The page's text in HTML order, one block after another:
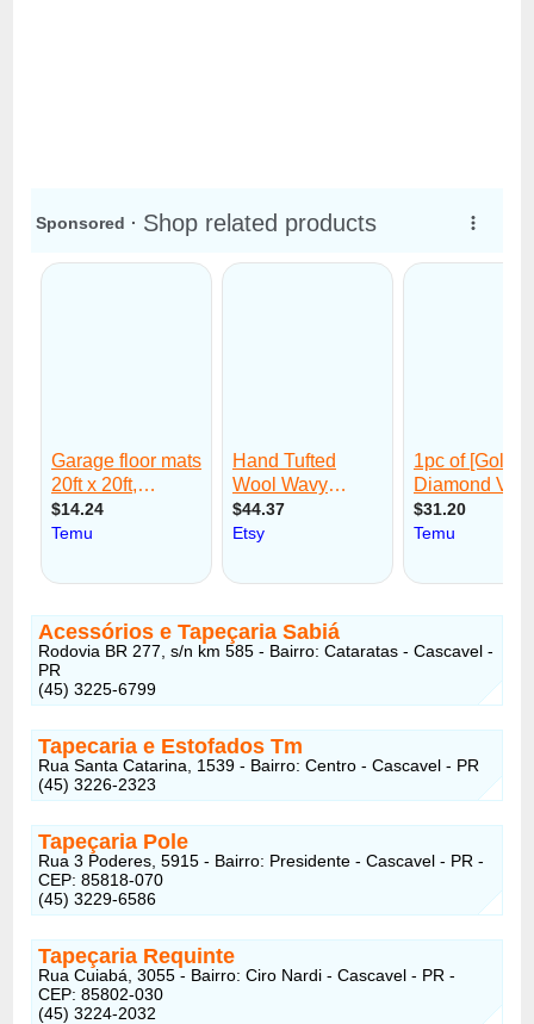
Acessórios e Tapeçaria Sabiá
Rodovia BR 277, s/n km 585 - Bairro: Cataratas - Cascavel -
PR
(45) 3225-6799
Tapecaria e Estofados Tm
Rua Santa Catarina, 1539 - Bairro: Centro - Cascavel - PR
(45) 3226-2323
Tapeçaria Pole
Rua 3 Poderes, 5915 - Bairro: Presidente - Cascavel - PR -
CEP: 85818-070
(45) 3229-6586
Tapeçaria Requinte
Rua Cuiabá, 3055 - Bairro: Ciro Nardi - Cascavel - PR -
CEP: 85802-030
(45) 3224-2032